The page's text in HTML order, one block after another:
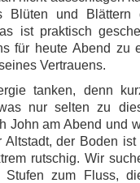
und Blättern
ist praktisch
für heute Abend zu
Vertrauens.
tanken, denn
nur selten zu
John am Abend und
der Boden
rutschig. Wir
zum Fluss,